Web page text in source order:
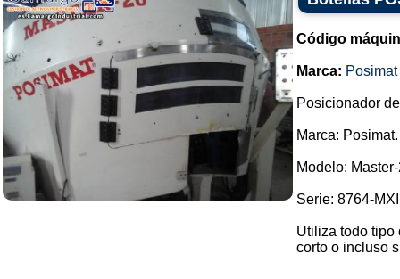
Código
Marca: Posimat
Posicionador
Marca: Posimat.
Modelo:
Serie: 8764-
Utiliza todo tipo
corto o incluso